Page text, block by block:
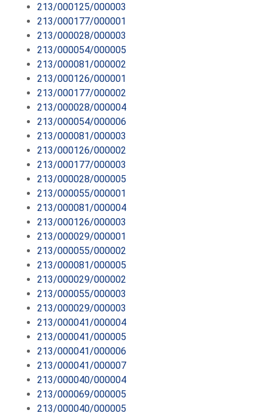
213/000125/000003
213/000177/000001
213/000028/000003
213/000054/000005
213/000081/000002
213/000126/000001
213/000177/000002
213/000028/000004
213/000054/000006
213/000081/000003
213/000126/000002
213/000177/000003
213/000028/000005
213/000055/000001
213/000081/000004
213/000126/000003
213/000029/000001
213/000055/000002
213/000081/000005
213/000029/000002
213/000055/000003
213/000029/000003
213/000041/000004
213/000041/000005
213/000041/000006
213/000041/000007
213/000040/000004
213/000069/000005
213/000040/000005